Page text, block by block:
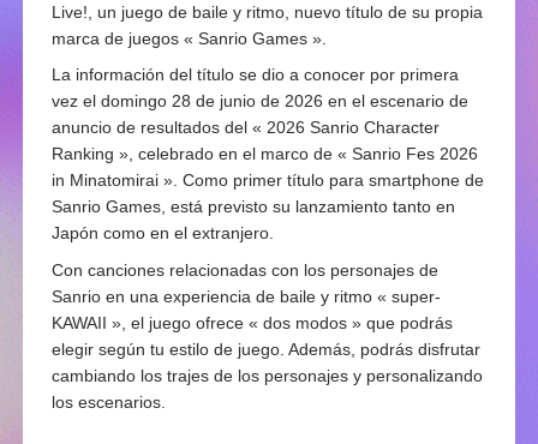
Live!, un juego de baile y ritmo, nuevo título de su propia
marca de juegos « Sanrio Games ».
La información del título se dio a conocer por primera
vez el domingo 28 de junio de 2026 en el escenario de
anuncio de resultados del « 2026 Sanrio Character
Ranking », celebrado en el marco de « Sanrio Fes 2026
in Minatomirai ». Como primer título para smartphone de
Sanrio Games, está previsto su lanzamiento tanto en
Japón como en el extranjero.
Con canciones relacionadas con los personajes de
Sanrio en una experiencia de baile y ritmo « super-
KAWAII », el juego ofrece « dos modos » que podrás
elegir según tu estilo de juego. Además, podrás disfrutar
cambiando los trajes de los personajes y personalizando
los escenarios.